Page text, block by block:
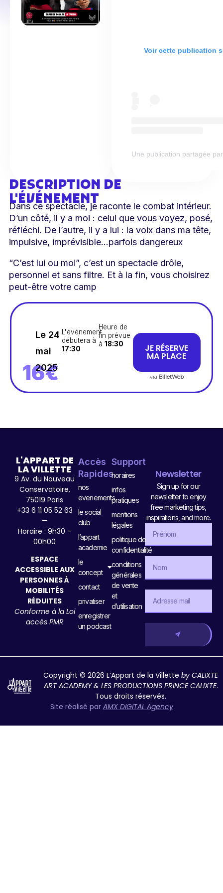
Voir cette publication
Une publication partagée
DESCRIPTION DE
L'ÉVÉNEMENT
Dans ce spectacle, je raconte le combat intérieur.
D’un côté, il y a moi : celui que vous voyez, posé,
réfléchi. De l’autre, il y a lui : la voix dans ma tête,
impulsive, imprévisible…parfois dangereux
“C’est lui ou moi”, c’est un spectacle drôle,
personnel et sans filtre. Et à la fin, vous choisirez
peut-être votre camp
16€
Le 24
mai
2025
L'événement
débutera à
17:30
Heure de
fin prévue
à18:30 JE RÉSERVE
MA PLACE
via BilletWeb
L'APPART DE
LA VILLETTE
9 Av. du Nouveau
Conservatoire,
75019 Paris
+33 6 11 05 52 63
—
Horaire : 9h30 –
00h00
ESPACE
ACCESSIBLE AUX
PERSONNES À
MOBILITÉS
RÉDUITES
Conforme à la Loi
accès PMR
Accès
Rapides
nos
evenements
le social
club
l’appart
academie
le
concept
contact
privatiser
enregistrer
un podcast
Support
horaires
infos
pratiques
mentions
légales
politique de
confidentialité
conditions
générales
de vente
et
d’utilisation
Newsletter
Sign up for our
newsletter to enjoy
free marketing tips,
inspirations, and more.
Copyright © 2026 L’Appart de la Villetteby CALIXTE
ART ACADEMY & LES PRODUCTIONS PRINCE CALIXTE.
Tous droits réservés.
Site réalisé par AMX DIGITAL Agency